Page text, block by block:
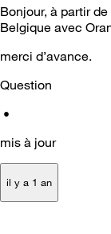
Bonjour, à partir
Belgique avec
merci d’avance.
Question
•
mis à jour
il y a 1 an